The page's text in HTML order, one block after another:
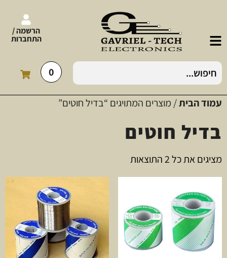
הרשמה /
התחברות
0
עמוד הבית/ מוצרים המתויגים “בדיל חוטים”
בדיל חוטים
מציגים את כל ⁦2⁩ התוצאות